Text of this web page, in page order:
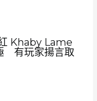
Khaby Lame
有玩家揚言取